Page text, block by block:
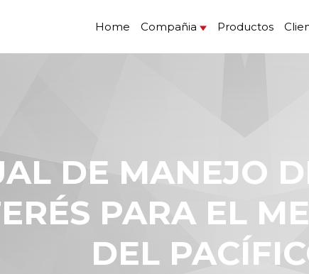
Home Compañia Productos
PARA EL
DEL